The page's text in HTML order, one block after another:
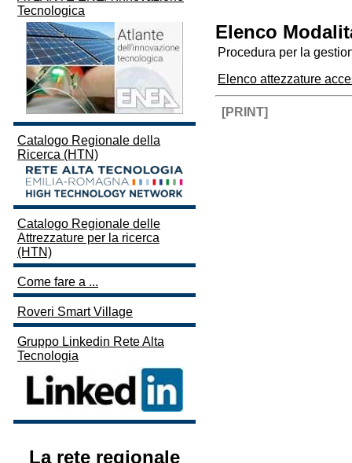
Tecnologica
Catalogo Regionale della
Ricerca (HTN)
Catalogo Regionale delle
Attrezzature per la ricerca
(HTN)
Come fare a ...
Roveri Smart Village
Gruppo Linkedin Rete Alta
Tecnologia
La rete regionale
Elenco
Procedura per la
Elenco attezzature
[PRINT]